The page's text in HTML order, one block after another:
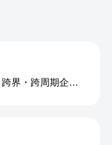
向内扎根，向新生长｜"跨境・跨界・跨周期企业内生力沙龙"成功举办